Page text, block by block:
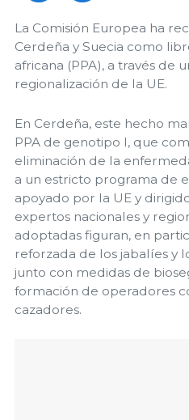
La Comisión Europea ha
Cerdeña y Suecia como
africana (PPA), a través de
regionalización de la UE.
En Cerdeña, este hecho
PPA de genotipo I, que
eliminación de la
a un estricto programa de
apoyado por la UE y
expertos nacionales y
adoptadas figuran, en
reforzada de los jabalíes y
junto con medidas de
formación de operadores
cazadores.